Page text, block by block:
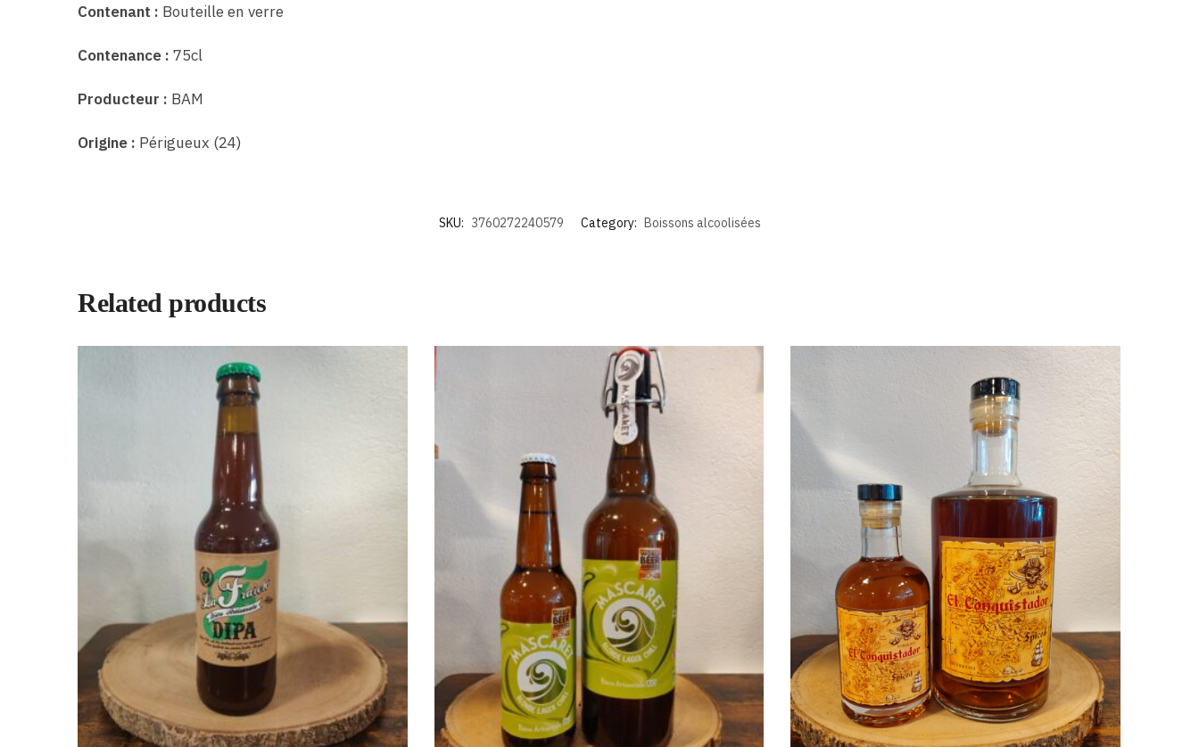
Contenant : Bouteille en verre
Contenance :75cl
Producteur : BAM
Origine : Périgueux (24)
SKU: 3760272240579 Category: Boissons alcoolisées
Related products